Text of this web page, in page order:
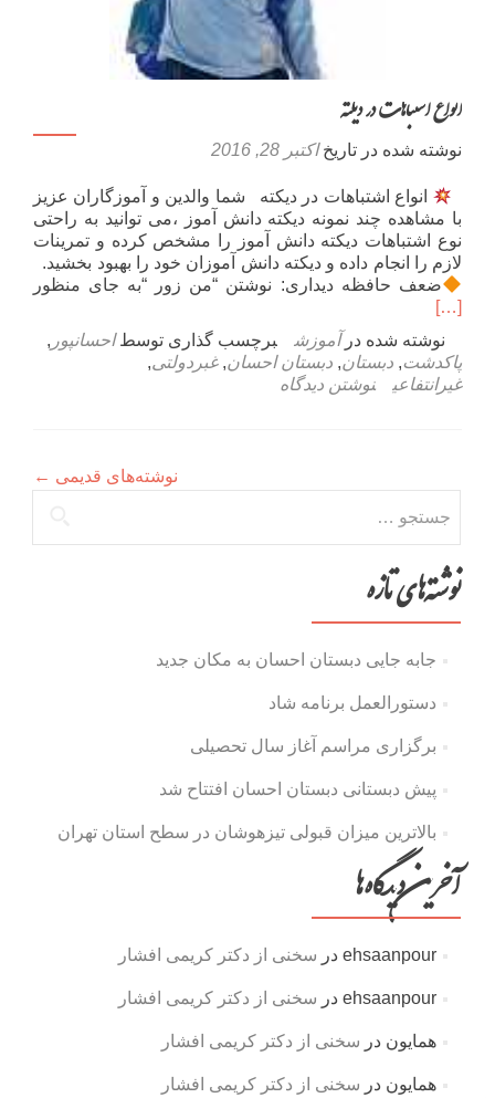
انواع اشتباهات در دیکته
نوشته شده در تاریخاکتبر 28, 2016
انواع اشتباهات در دیکته شما والدین و آموزگاران عزیز
با مشاهده چند نمونه دیکته دانش آموز ،می توانید به راحتی
نوع اشتباهات دیکته دانش آموز را مشخص کرده و تمرینات
لازم را انجام داده و دیکته دانش آموزان خود را بهبود بخشید.
ضعف حافظه دیداری: نوشتن “من زور “به جای منظور
[…]
نوشته شده درآموزش برچسب گذاری توسطاحسانپور ,
پاکدشت, دبستان, دبستان احسان,غبردولتی,
غیرانتفاعی
نوشتن دیدگاه
نوشته‌های قدیمی ←
برای:
نوشته‌های تازه
جابه جایی دبستان احسان به مکان جدید
دستورالعمل برنامه شاد
برگزاری مراسم آغاز سال تحصیلی
پیش دبستانی دبستان احسان افتتاح شد
بالاترین میزان قبولی تیزهوشان در سطح استان تهران
آخرین دیدگاه‌ها
ehsaanpourدر سخنی از دکتر کریمی افشار
ehsaanpourدر سخنی از دکتر کریمی افشار
همایون در سخنی از دکتر کریمی افشار
همایون در سخنی از دکتر کریمی افشار